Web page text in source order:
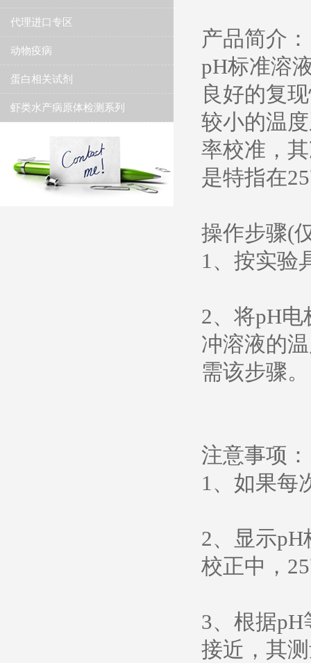
代理进口专区
动物疫病
蛋白相关试剂
虾类水产病原体检测系列
产品简介：
pH标准溶
良好的复
较小的温
率校准，
是特指在
操作步骤(
1、按实验
2、将pH
冲溶液的
需该步骤。
注意事项：
1、如果每
2、显示
校正中，
3、根据
接近，其